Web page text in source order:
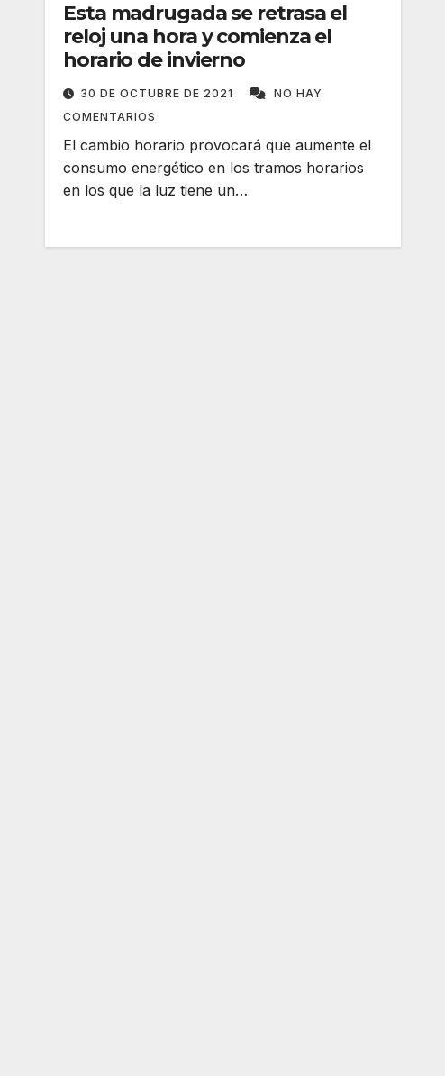
Esta madrugada se retrasa el
reloj una hora y comienza el
horario de invierno
30 DE OCTUBRE DE 2021
NO HAY
COMENTARIOS
El cambio horario provocará que aumente el
consumo energético en los tramos horarios
en los que la luz tiene un…